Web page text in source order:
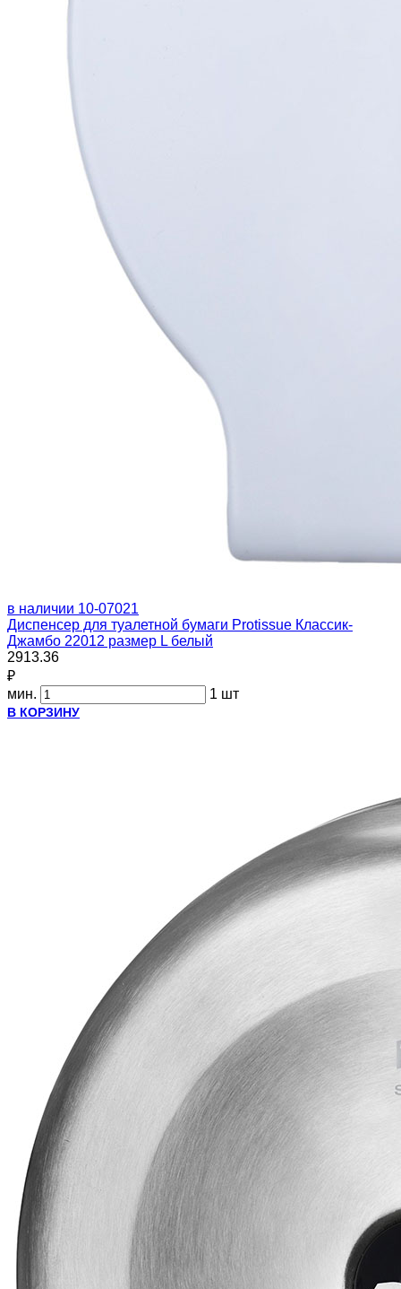
в наличии 10-07021
Диспенсер для туалетной бумаги Protissue Классик-
Джамбо 22012 размер L белый
2913.36
₽
мин.
1 шт
В КОРЗИНУ